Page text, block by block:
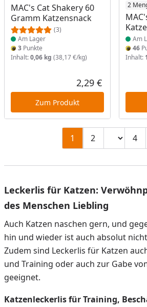
MAC's Cat Shakery 60
Gramm Katzensnack
(3)
Produkt am Lager
Am Lager
3 Punkte
Inhalt:0,06 kg (38,17 €/kg)
Aktueller
2,29 €
Zum Produkt
2
Am
46
Inhalt:
1 Zu Seite 2
2 Seitenzahl
Zu
4
Leckerlis für Katzen:
des Menschen Liebling
Auch Katzen naschen gern, und
hin und wieder ist auch absolut
Zudem sind Leckerlis für Katzen
und Training oder auch zur Gabe
geeignet.
Katzenleckerlis für Training,